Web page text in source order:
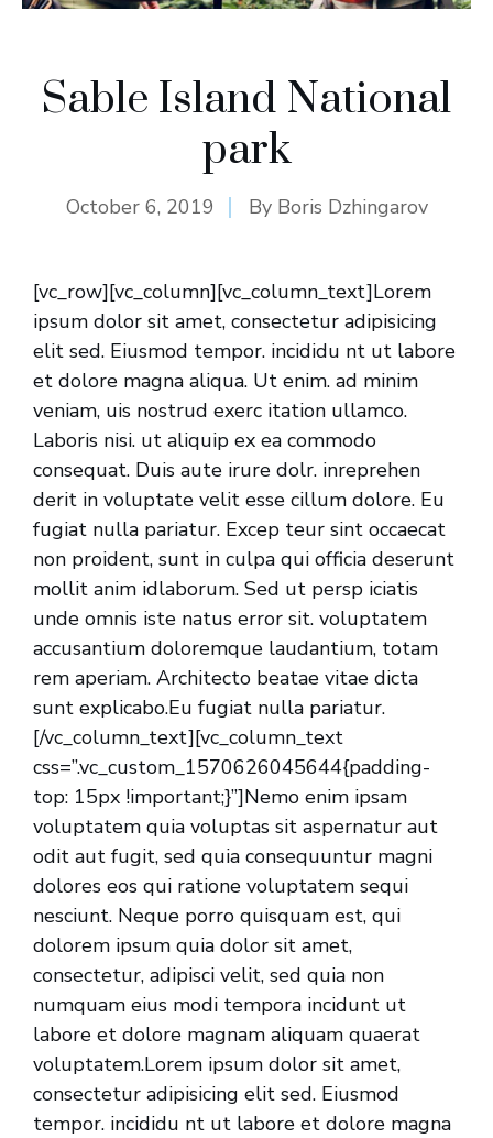
Sable Island National
park
October 6, 2019 By Boris Dzhingarov
[vc_row][vc_column][vc_column_text]Lorem
ipsum dolor sit amet, consectetur adipisicing
elit sed. Eiusmod tempor. incididu nt ut labore
et dolore magna aliqua. Ut enim. ad minim
veniam, uis nostrud exerc itation ullamco.
Laboris nisi. ut aliquip ex ea commodo
consequat. Duis aute irure dolr. inreprehen
derit in voluptate velit esse cillum dolore. Eu
fugiat nulla pariatur. Excep teur sint occaecat
non proident, sunt in culpa qui officia deserunt
mollit anim idlaborum. Sed ut persp iciatis
unde omnis iste natus error sit. voluptatem
accusantium doloremque laudantium, totam
rem aperiam. Architecto beatae vitae dicta
sunt explicabo.Eu fugiat nulla pariatur.
[/vc_column_text][vc_column_text
css=”.vc_custom_1570626045644{padding-
top: 15px !important;}”]Nemo enim ipsam
voluptatem quia voluptas sit aspernatur aut
odit aut fugit, sed quia consequuntur magni
dolores eos qui ratione voluptatem sequi
nesciunt. Neque porro quisquam est, qui
dolorem ipsum quia dolor sit amet,
consectetur, adipisci velit, sed quia non
numquam eius modi tempora incidunt ut
labore et dolore magnam aliquam quaerat
voluptatem.Lorem ipsum dolor sit amet,
consectetur adipisicing elit sed. Eiusmod
tempor. incididu nt ut labore et dolore magna